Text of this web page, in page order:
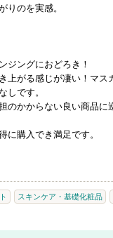
りのを実感。
ジングにおどろき！
上がる感じが凄い！マス
しです。
かからない良い商品に
に購入でき満足です。
スキンケア・基礎化粧品